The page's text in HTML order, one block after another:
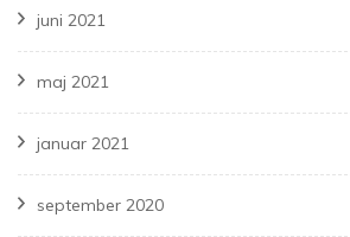
juni 2021
maj 2021
januar 2021
september 2020